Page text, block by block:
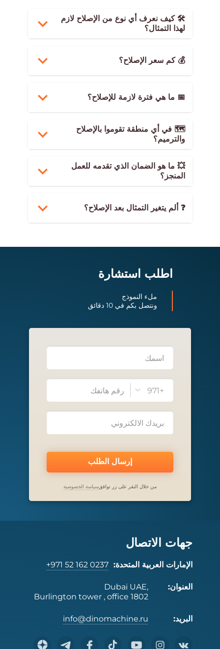
🛠 كيف نعرف أي نوع من الإصلاح لازم
لهذا التمثال؟
💰 كم سعر الإصلاح؟
📅 ما هي فترة لازمة للإصلاح؟
🗺 في أي منطقة تقوموا بالإصلاح
والترميم؟
💥 ما هو الضمان الذي تقدمه للعمل
المنجز؟
❓ ألم يتغير التمثال بعد الإصلاح؟
اطلب استشارة
ملء النموذج
ونتصل بكم في 10 دقائق
+971
إرسال الطلب
من خلال النقر على زر توافق سياسة الخصوصية
جهات الاتصال
الإمارات العربية المتحدة: +971 52 162 0237
العنوان:
Dubai UAE,
Burlington tower , office 1802
البريد: info@dinomachine.ru